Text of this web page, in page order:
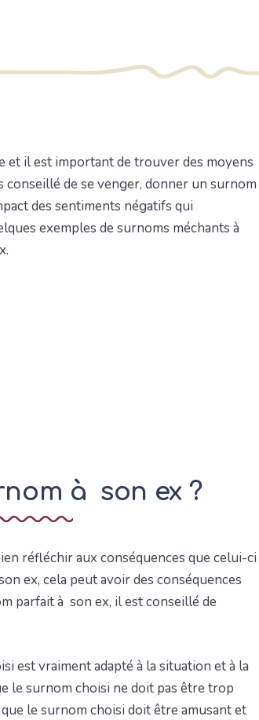
et il est important de trouver des moyens
conseillé de se venger, donner un surnom
des sentiments négatifs qui
exemples de surnoms méchants à
à son ex ?
réfléchir aux conséquences que celui-ci
ex, cela peut avoir des conséquences
parfait à son ex, il est conseillé de
est vraiment adapté à la situation et à la
le surnom choisi ne doit pas être trop
le surnom choisi doit être amusant et